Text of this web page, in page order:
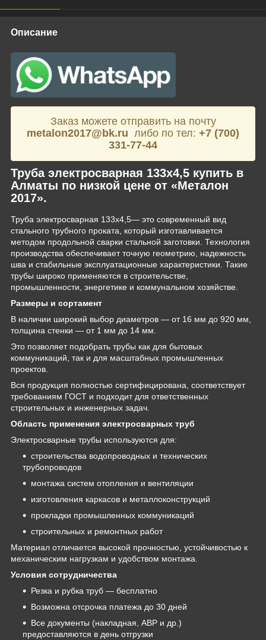
Описание
Заказ можете отправить на почту
metalon2017@bk.ru либо по тел: +7 (700)
331-77-44
Труба электросварная 133х4,5 купить в
Алматы по низкой цене от «Металон
2017».
Труба электросварная 133х4,5— это современный вид
стального трубного проката, который изготавливается
методом продольной сварки стальной заготовки. Технология
производства обеспечивает точную геометрию, надежность
шва и стабильные эксплуатационные характеристики. Такие
трубы широко применяются в строительстве,
промышленности, энергетике и коммунальном хозяйстве.
Размеры и сортамент
В наличии широкий выбор диаметров — от 16 мм до 920 мм,
толщина стенки — от 1 мм до 14 мм.
Это позволяет подобрать трубы как для бытовых
коммуникаций, так и для масштабных промышленных
проектов.
Вся продукция полностью сертифицирована, соответствует
требованиям ГОСТ и подходит для ответственных
строительных и инженерных задач.
Область применения электросварных труб
Электросварные трубы используются для:
строительства водопроводных и технических
трубопроводов
монтажа систем отопления и вентиляции
изготовления каркасов и металлоконструкций
прокладки промышленных коммуникаций
строительных и ремонтных работ
Материал отличается высокой прочностью, устойчивостью к
механическим нагрузкам и удобством монтажа.
Условия сотрудничества
Резка и рубка труб — бесплатно
Возможна отсрочка платежа до 30 дней
Все документы (накладная, АВР и др.)
предоставляются в день отгрузки